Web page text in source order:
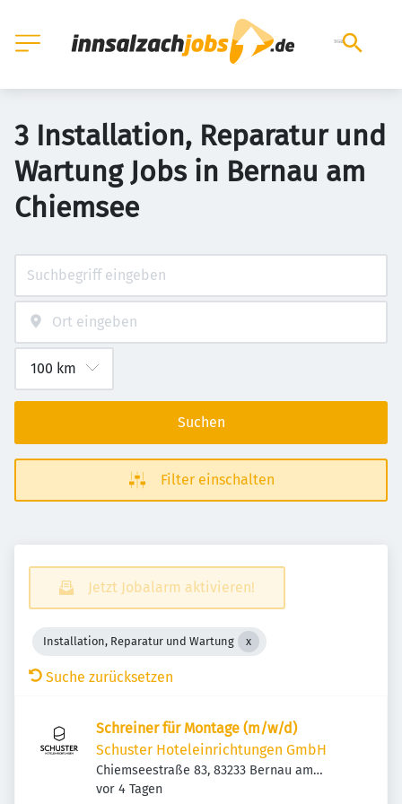
3 Installation, Reparatur und
Wartung Jobs in Bernau am
Chiemsee
Suchen
Filter einschalten
Jetzt Jobalarm aktivieren!
Installation, Reparatur und Wartung
Suche zurücksetzen
Schreiner für Montage (m/w/d)
Schuster Hoteleinrichtungen GmbH
Chiemseestraße 83, 83233 Bernau am
Chiemsee, Deutschland
Veröffentlicht
vor 4 Tagen